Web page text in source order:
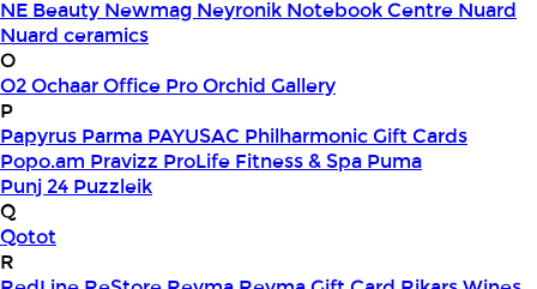
NE Beauty Newmag Neyronik Notebook Centre Nuard
Nuard ceramics
O
O2OchaarOffice ProOrchid Gallery
P
Papyrus Parma PAYUSAC Philharmonic Gift Cards
Popo.am Pravizz ProLife Fitness & Spa Puma
Punj 24 Puzzleik
Q
Qotot
R